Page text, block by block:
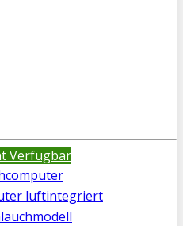
Verfügbar
luftintegriert